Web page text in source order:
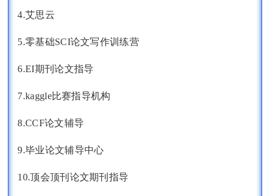
4.艾思云
5.零基础SCI论文写作训练营
6.EI期刊论文指导
7.kaggle比赛指导机构
8.CCF论文辅导
9.毕业论文辅导中心
10.顶会顶刊论文期刊指导